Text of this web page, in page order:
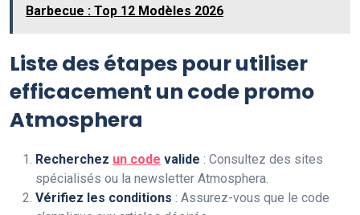
Barbecue : Top 12 Modèles 2026
Liste des étapes pour utiliser
efficacement un code promo
Atmosphera
Recherchez un code valide : Consultez des sites
spécialisés ou la newsletter Atmosphera.
Vérifiez les conditions : Assurez-vous que le code